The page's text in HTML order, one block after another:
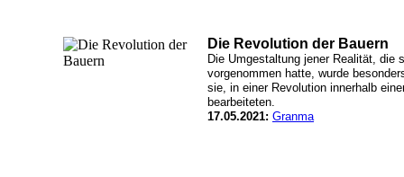
Die Revolution der Bauern
Die Umgestaltung jener Realität, die
vorgenommen hatte, wurde
sie, in einer Revolution innerhalb
bearbeiteten.
17.05.2021: Granma